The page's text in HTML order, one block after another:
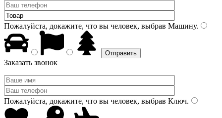
Пожалуйста, докажите, что вы человек, выбрав Машину.
Заказать звонок
Пожалуйста, докажите, что вы человек, выбрав Ключ.